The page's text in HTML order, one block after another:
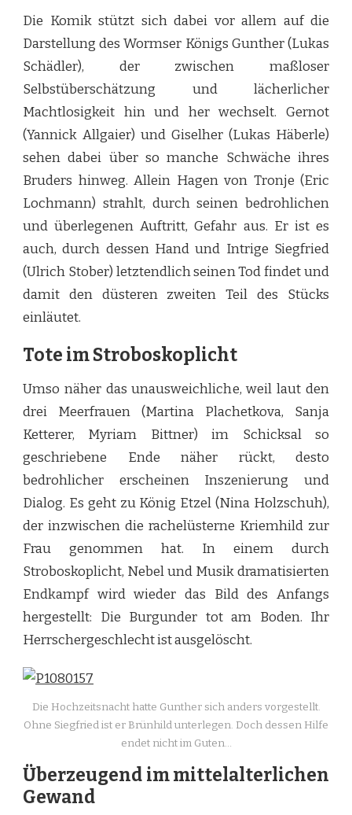
Die Komik stützt sich dabei vor allem auf die
Darstellung des Wormser Königs Gunther (Lukas
Schädler), der zwischen maßloser
Selbstüberschätzung und lächerlicher
Machtlosigkeit hin und her wechselt. Gernot
(Yannick Allgaier) und Giselher (Lukas Häberle)
sehen dabei über so manche Schwäche ihres
Bruders hinweg. Allein Hagen von Tronje (Eric
Lochmann) strahlt, durch seinen bedrohlichen
und überlegenen Auftritt, Gefahr aus. Er ist es
auch, durch dessen Hand und Intrige Siegfried
(Ulrich Stober) letztendlich seinen Tod findet und
damit den düsteren zweiten Teil des Stücks
einläutet.
Tote im Stroboskoplicht
Umso näher das unausweichliche, weil laut den
drei Meerfrauen (Martina Plachetkova, Sanja
Ketterer, Myriam Bittner) im Schicksal so
geschriebene Ende näher rückt, desto
bedrohlicher erscheinen Inszenierung und
Dialog. Es geht zu König Etzel (Nina Holzschuh),
der inzwischen die rachelüsterne Kriemhild zur
Frau genommen hat. In einem durch
Stroboskoplicht, Nebel und Musik dramatisierten
Endkampf wird wieder das Bild des Anfangs
hergestellt: Die Burgunder tot am Boden. Ihr
Herrschergeschlecht ist ausgelöscht.
Die Hochzeitsnacht hatte Gunther sich anders vorgestellt.
Ohne Siegfried ist er Brünhild unterlegen. Doch dessen Hilfe
endet nicht im Guten…
Überzeugend im mittelalterlichen
Gewand